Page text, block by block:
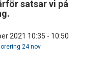
satsar vi på
2021 10:35 - 10:50
24 nov